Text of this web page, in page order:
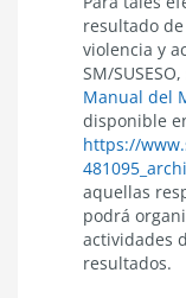
resultado
violencia y
SM/
Manual del
disponible
https://
aquellas
podrá
actividades
resultados.